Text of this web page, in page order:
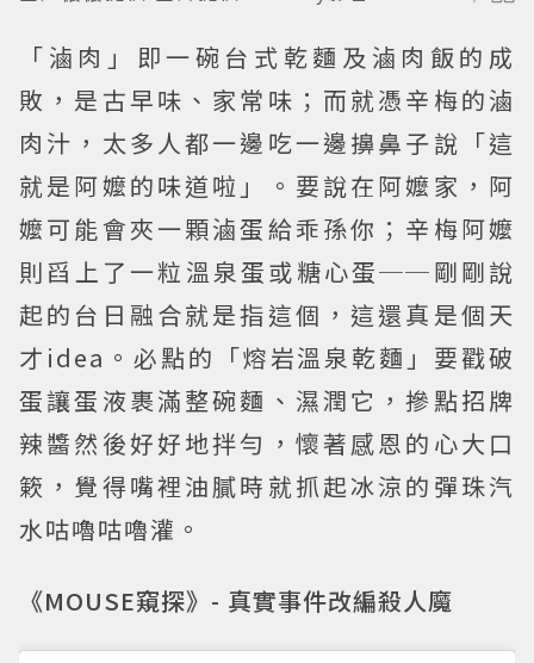
「滷肉」即一碗台式乾麵及滷肉飯的成
敗，是古早味、家常味；而就憑辛梅的滷
肉汁，太多人都一邊吃一邊擤鼻子說「這
就是阿嬤的味道啦」。要說在阿嬤家，阿
嬤可能會夾一顆滷蛋給乖孫你；辛梅阿嬤
則舀上了一粒溫泉蛋或糖心蛋──剛剛說
起的台日融合就是指這個，這還真是個天
才idea。必點的「熔岩溫泉乾麵」要戳破
蛋讓蛋液裹滿整碗麵、濕潤它，摻點招牌
辣醬然後好好地拌勻，懷著感恩的心大口
簌，覺得嘴裡油膩時就抓起冰涼的彈珠汽
水咕嚕咕嚕灌。
《MOUSE窺探》- 真實事件改編殺人魔